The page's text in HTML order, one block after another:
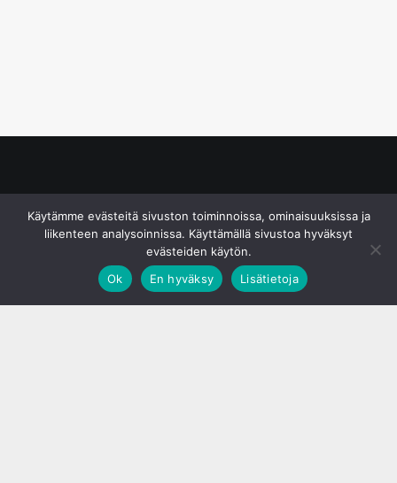
Käytämme evästeitä sivuston toiminnoissa, ominaisuuksissa ja
liikenteen analysoinnissa. Käyttämällä sivustoa hyväksyt
evästeiden käytön.
Ok
En hyväksy Lisätietoja